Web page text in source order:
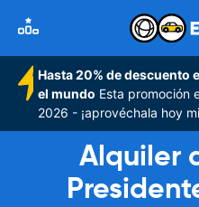
Hasta 20% de descuento
el mundo Esta promoción
2026 - ¡aprovéchala hoy
Alquiler